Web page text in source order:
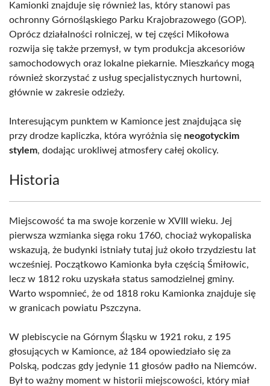
Kamionki znajduje się również las, który stanowi pas
ochronny Górnośląskiego Parku Krajobrazowego (GOP).
Oprócz działalności rolniczej, w tej części Mikołowa
rozwija się także przemysł, w tym produkcja akcesoriów
samochodowych oraz lokalne piekarnie. Mieszkańcy mogą
również skorzystać z usług specjalistycznych hurtowni,
głównie w zakresie odzieży.
Interesującym punktem w Kamionce jest znajdująca się
przy drodze kapliczka, która wyróżnia się neogotyckim
stylem, dodając urokliwej atmosfery całej okolicy.
Historia
Miejscowość ta ma swoje korzenie w XVIII wieku. Jej
pierwsza wzmianka sięga roku 1760, chociaż wykopaliska
wskazują, że budynki istniały tutaj już około trzydziestu lat
wcześniej. Początkowo Kamionka była częścią Śmiłowic,
lecz w 1812 roku uzyskała status samodzielnej gminy.
Warto wspomnieć, że od 1818 roku Kamionka znajduje się
w granicach powiatu Pszczyna.
W plebiscycie na Górnym Śląsku w 1921 roku, z 195
głosujących w Kamionce, aż 184 opowiedziało się za
Polską, podczas gdy jedynie 11 głosów padło na Niemców.
Był to ważny moment w historii miejscowości, który miał